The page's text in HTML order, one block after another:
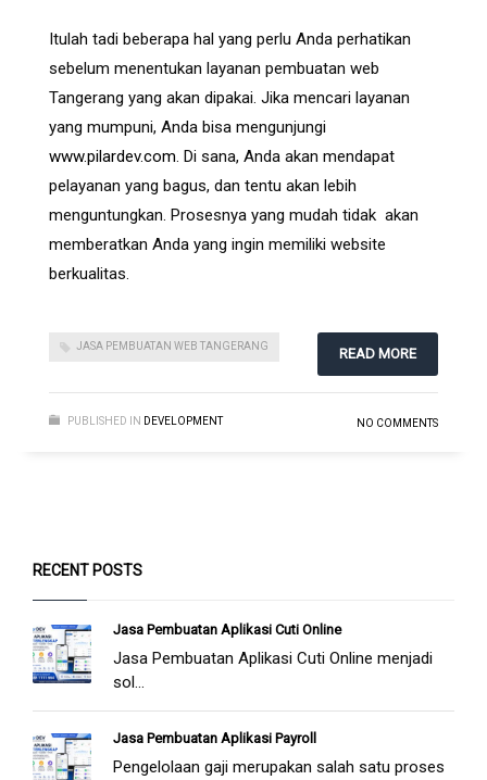
Itulah tadi beberapa hal yang perlu Anda perhatikan
sebelum menentukan layanan pembuatan web
Tangerang yang akan dipakai. Jika mencari layanan
yang mumpuni, Anda bisa mengunjungi
www.pilardev.com. Di sana, Anda akan mendapat
pelayanan yang bagus, dan tentu akan lebih
menguntungkan. Prosesnya yang mudah tidak akan
memberatkan Anda yang ingin memiliki website
berkualitas.
JASA PEMBUATAN WEB TANGERANG READ MORE
PUBLISHED IN DEVELOPMENT NO COMMENTS
RECENT POSTS
Jasa Pembuatan Aplikasi Cuti Online
Jasa Pembuatan Aplikasi Cuti Online menjadi
sol...
Jasa Pembuatan Aplikasi Payroll
Pengelolaan gaji merupakan salah satu proses